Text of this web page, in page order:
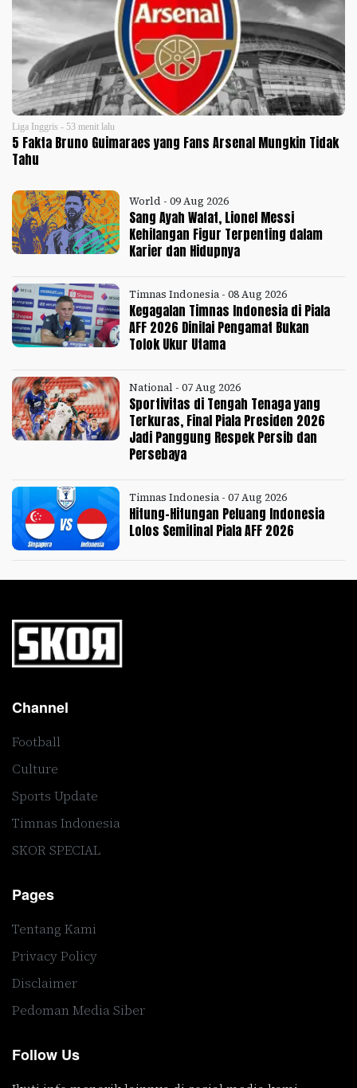
Liga Inggris - 53 menit lalu
5 Fakta Bruno Guimaraes yang Fans Arsenal Mungkin Tidak
Tahu
World - 09 Aug 2026
Sang Ayah Wafat, Lionel Messi
Kehilangan Figur Terpenting dalam
Karier dan Hidupnya
Timnas Indonesia - 08 Aug 2026
Kegagalan Timnas Indonesia di Piala
AFF 2026 Dinilai Pengamat Bukan
Tolok Ukur Utama
National - 07 Aug 2026
Sportivitas di Tengah Tenaga yang
Terkuras, Final Piala Presiden 2026
Jadi Panggung Respek Persib dan
Persebaya
Timnas Indonesia - 07 Aug 2026
Hitung-Hitungan Peluang Indonesia
Lolos Semifinal Piala AFF 2026
Channel
Football
Culture
Sports Update
Timnas Indonesia
SKOR SPECIAL
Pages
Tentang Kami
Privacy Policy
Disclaimer
Pedoman Media Siber
Follow Us